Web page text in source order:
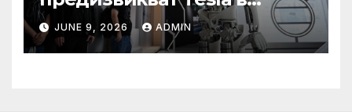
надпреварата за
комерсиализиране на
хуманоидни роботи
JUNE 9, 2026 ADMIN